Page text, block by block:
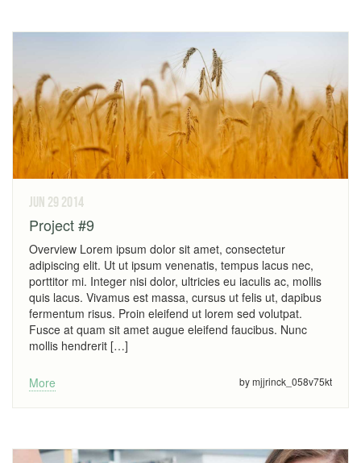
jun 29 2014
Project #9
Overview Lorem ipsum dolor sit amet, consectetur
adipiscing elit. Ut ut ipsum venenatis, tempus lacus nec,
porttitor mi. Integer nisi dolor, ultricies eu iaculis ac, mollis
quis lacus. Vivamus est massa, cursus ut felis ut, dapibus
fermentum risus. Proin eleifend ut lorem sed volutpat.
Fusce at quam sit amet augue eleifend faucibus. Nunc
mollis hendrerit […]
More by mjjrinck_058v75kt